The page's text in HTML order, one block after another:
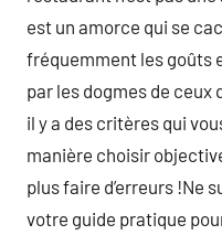
est un amorce qui se
fréquemment les goûts
par les dogmes de
il y a des critères qui
manière choisir
plus faire d’erreurs !Ne
votre guide pratique